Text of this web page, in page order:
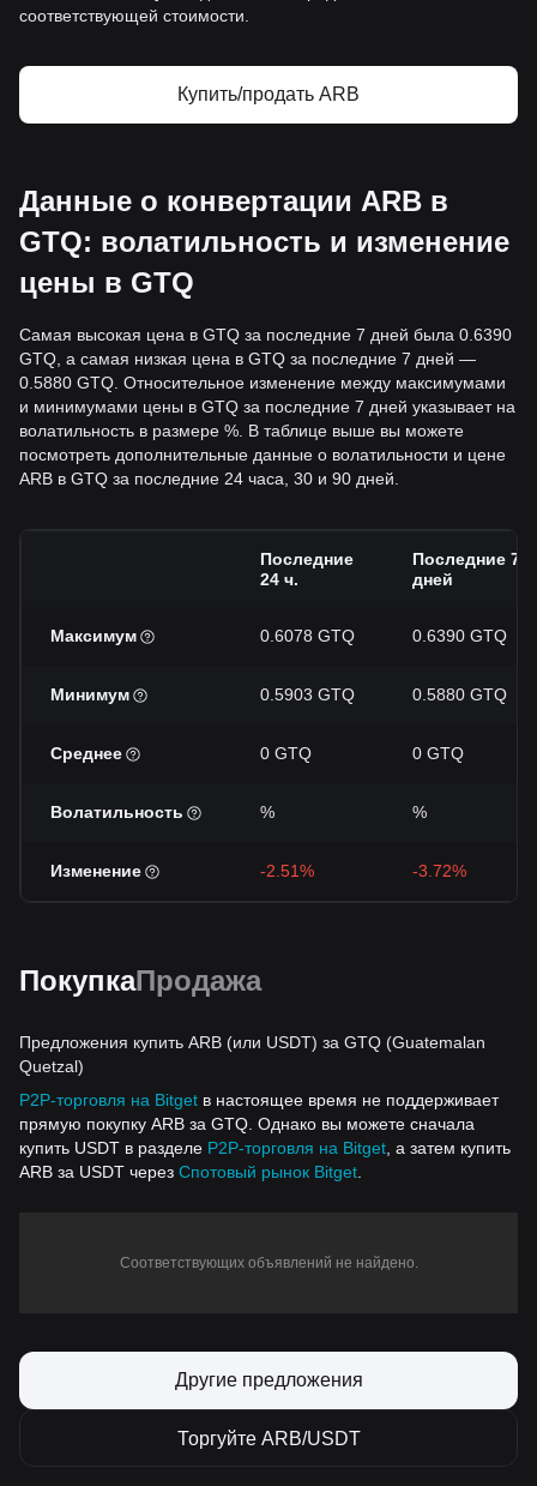
соответствующей стоимости.
Купить/продать ARB
Данные о конвертации ARB в
GTQ: волатильность и изменение
цены в GTQ
Самая высокая цена в GTQ за последние 7 дней была 0.6390
GTQ, а самая низкая цена в GTQ за последние 7 дней —
0.5880 GTQ. Относительное изменение между максимумами
и минимумами цены в GTQ за последние 7 дней указывает на
волатильность в размере %. В таблице выше вы можете
посмотреть дополнительные данные о волатильности и цене
ARB в GTQ за последние 24 часа, 30 и 90 дней.
Последние
24 ч.
Последние 7
дней
Максимум 0.6078 GTQ 0.6390 GTQ
Минимум 0.5903 GTQ 0.5880 GTQ
Среднее 0 GTQ 0 GTQ
Волатильность % %
Изменение -2.51% -3.72%
ПокупкаПродажа
Предложения купить ARB (или USDT) за GTQ (Guatemalan
Quetzal)
P2P-торговля на Bitget в настоящее время не поддерживает
прямую покупку ARB за GTQ. Однако вы можете сначала
купить USDT в разделе P2P-торговля на Bitget , а затем купить
ARB за USDT через Спотовый рынок Bitget
Соответствующих объявлений не найдено.
Другие предложения
Торгуйте ARB/USDT